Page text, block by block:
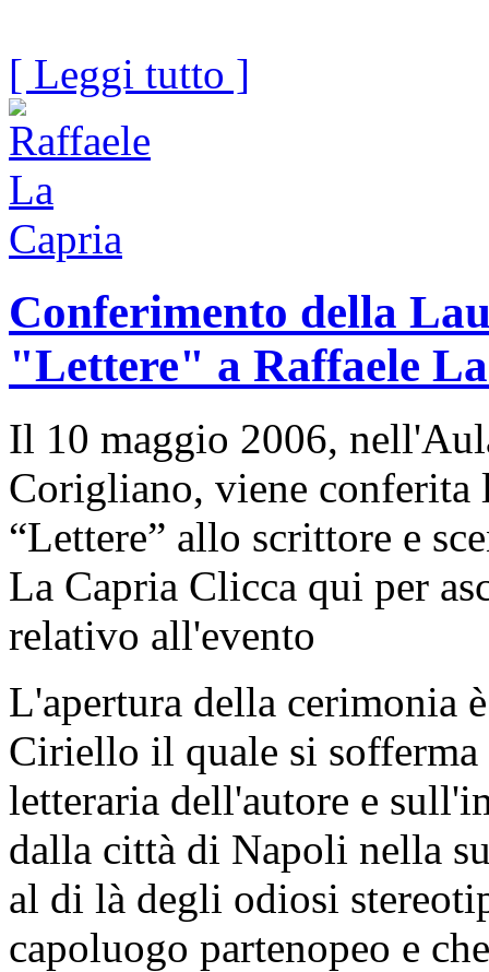
[ Leggi tutto ]
Conferimento della
"Lettere" a Raffaele
Il 10 maggio 2006,
Corigliano, viene conferita
“Lettere” allo scrittore e
La Capria Clicca qui per
relativo all'evento
L'apertura della cerimonia
Ciriello il quale si
letteraria dell'autore e
dalla città di Napoli nella
al di là degli odiosi
capoluogo partenopeo e